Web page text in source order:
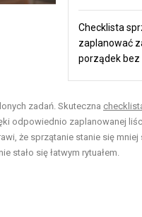
Checklista
zaplanować
porządek bez
zadań. Skuteczna
odpowiednio zaplanowanej
że sprzątanie stanie się mniej
się łatwym rytuałem.